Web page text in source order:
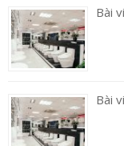
Bài
Bài